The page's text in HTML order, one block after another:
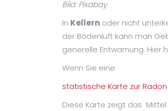
Bild: Pixabay
In Kellern oder nicht
der Bodenluft kann man
generelle Entwarnung. Hier
Wenn Sie eine
statistische Karte zur
Diese Karte zeigt das